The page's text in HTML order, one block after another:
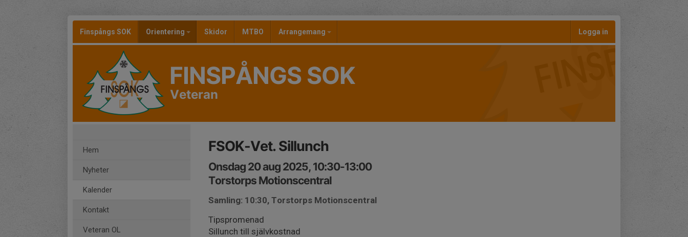
Finspångs SOK Orientering Skidor MTBO Arrangemang Logga in
FINSPÅNGS SOK
Veteran
Hem
Nyheter
Kalender
Kontakt
Veteran OL
FSOK-Vet. Sillunch
Onsdag 20 aug 2025, 10:30-13:00
Torstorps Motionscentral
Samling: 10:30, Torstorps Motionscentral
Tipspromenad
Sillunch till självkostnad